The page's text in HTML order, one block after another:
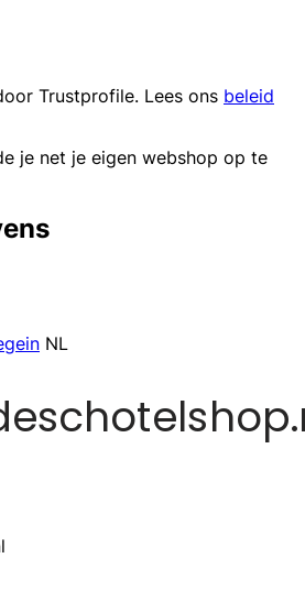
Trustprofile. Lees ons beleid
je net je eigen webshop op te
NL